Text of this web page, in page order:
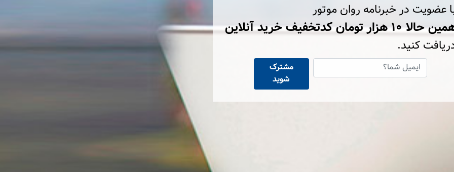
عضویت در خبرنامه روان موتور
حالا ۱۰ هزار تومان کد‌تخفیف خرید آنلاین
کنید.
مشترک
شوید